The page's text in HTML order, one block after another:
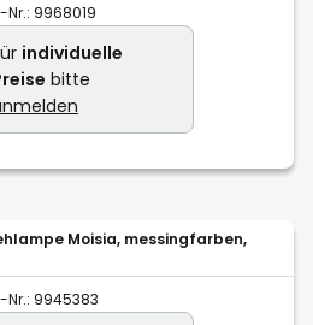
Nr.: 9968019
individuelle
bitte
Moisia, messingfarben,
Nr.: 9945383